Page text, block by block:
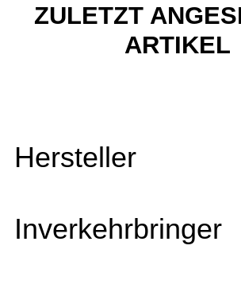
ZULETZT
ARTIKEL
Hersteller
Inverkehrbringer